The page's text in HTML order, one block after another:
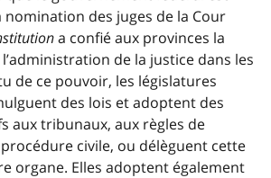
nomination des juges de la Cour
a confié aux provinces la
de la justice dans les
de ce pouvoir, les législatures
des lois et adoptent des
aux tribunaux, aux règles de
civile, ou délèguent cette
organe. Elles adoptent également